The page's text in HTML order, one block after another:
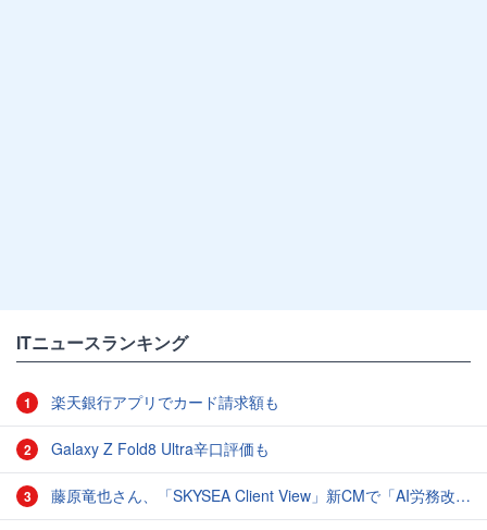
ITニュースランキング
1 楽天銀行アプリでカード請求額も
2 Galaxy Z Fold8 Ultra辛口評価も
3 藤原竜也さん、「SKYSEA Client View」新CMで「AI労務改善」をアピール 働き方をAIが分析したら「すぐに休んで」と言われる？